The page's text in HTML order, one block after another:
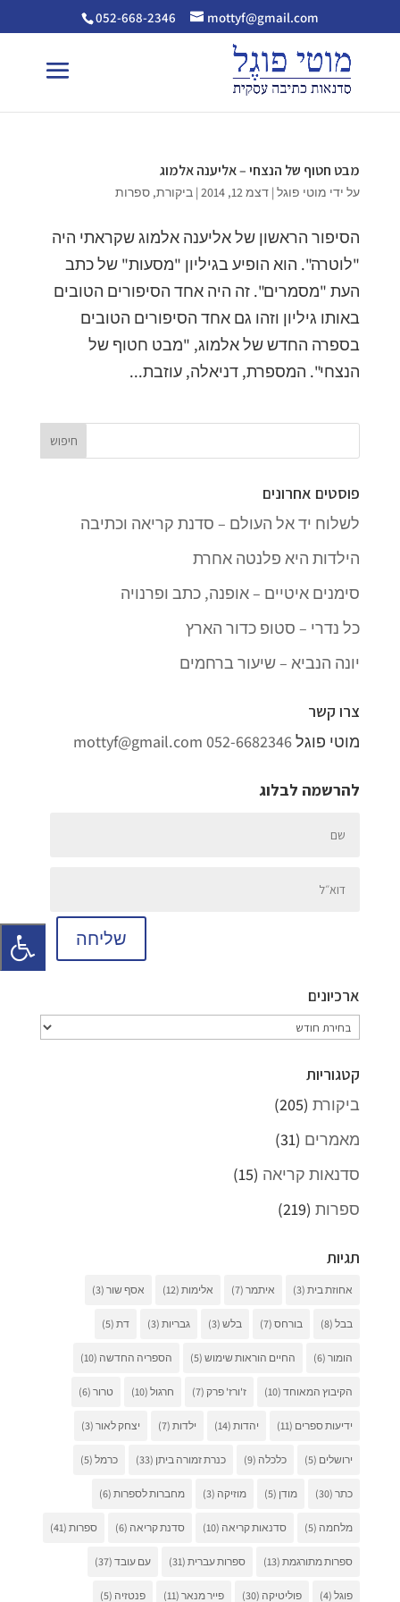
052-668-2346 mottyf@gmail.com
מבט חטוף של הנצחי – אליענה אלמוג
על ידי מוטי פוגל| דצמ 12, 2014 | ביקורת, ספרות
הסיפור הראשון של אליענה אלמוג שקראתי היה
"לוטרה". הוא הופיע בגיליון "מסעות" של כתב
העת "מסמרים". זה היה אחד הסיפורים הטובים
באותו גיליון וזהו גם אחד הסיפורים הטובים
בספרה החדש של אלמוג, "מבט חטוף של
הנצחי". המספרת, דניאלה, עוזבת...
פוסטים אחרונים
לשלוח יד אל העולם – סדנת קריאה וכתיבה
הילדות היא פלנטה אחרת
סימנים איטיים – אופנה, כתב ופרנויה
כל נדרי – סטופ כדור הארץ
יונה הנביא – שיעור ברחמים
צרו קשר
מוטי פוגל052-6682346
mottyf@gmail.com
להרשמה לבלוג
שליחה
ארכיונים
ארכיונים
קטגוריות
ביקורת(205)
מאמרים (31)
סדנאות קריאה (15)
ספרות(219)
תגיות
אחוזת בית(3) איתמר(7) אלימות(12) אסף שור(3)
בבל(8) בורחס(7) בלש(3) גבריות(3) דת(5)
הומור(6) החיים הוראות שימוש(5) הספריה החדשה (10)
הקיבוץ המאוחד(10) ז'ורז' פרק(7) חרגול(10) טרור(6)
ידיעות ספרים (11) יהדות(14) ילדות(7) יצחק לאור(3)
ירושלים (5) כלכלה (9) כנרת זמורה ביתן (33) כרמל(5)
כתר(30) מודן (5) מוזיקה (3) מחברות לספרות(6)
מלחמה (5) סדנאות קריאה (10) סדנת קריאה (6) ספרות(41)
ספרות מתורגמת(13) ספרות עברית(31) עם עובד(37)
פוגל(4) פוליטיקה (30) פייר מנאר(11) פנטזיה (5)